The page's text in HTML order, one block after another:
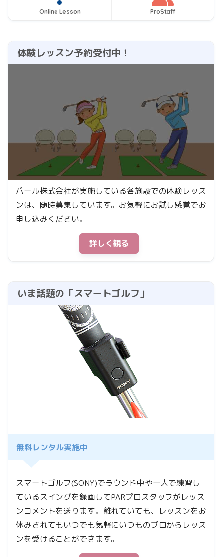
Online Lesson ProStaff
体験レッスン予約受付中！
パール株式会社が実施している各施設での体験レッス
ンは、随時募集しています。お気軽にお試し感覚でお
申し込みください。
詳しく観る
いま話題の「スマートゴルフ」
無料レンタル実施中
スマートゴルフ(SONY)でラウンド中や一人で練習し
ているスイングを録画してPARプロスタッフがレッス
ンコメントを送ります。離れていても、レッスンをお
休みされてもいつでも気軽にいつものプロからレッス
ンを受けることができます。